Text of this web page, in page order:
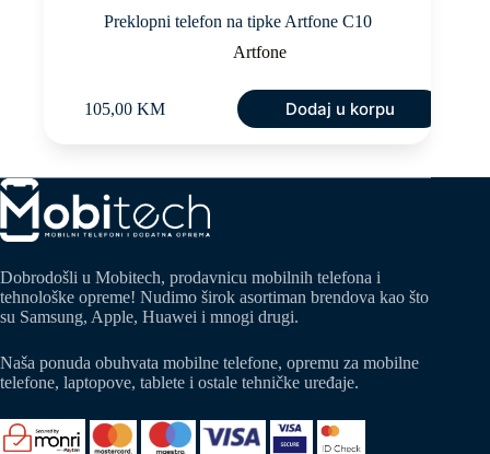
Preklopni telefon na tipke Artfone C10
Artfone
105,00 KM Dodaj u korpu
Dobrodošli u Mobitech, prodavnicu mobilnih telefona i
tehnološke opreme! Nudimo širok asortiman brendova kao što
su Samsung, Apple, Huawei i mnogi drugi.
Naša ponuda obuhvata mobilne telefone, opremu za mobilne
telefone, laptopove, tablete i ostale tehničke uređaje.